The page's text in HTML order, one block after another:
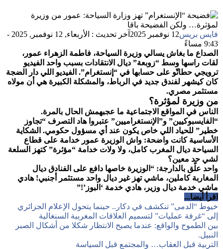
فايس بريس12 نوفمبر 2025
آخر تحديث : الأربعاء, 12 نوفمبر, 2025 -
9:43 مساءً
الصداع ما بغاش يسالي وزيرة السياحة، فاطمة الزهراء عمور،
لقات راسها وسط “زوبعة” ديال الانتقادات بسبب واحد الفيديو
ترويجي حطاتّو على حسابها في “إنستغرام”. الفيديو اللي دار الضجة
كان كيشهر لفندق جديد في الرباط، والمشكلة الكبيرة هي أن مولاه
مستثمر مصري.
من وزيرة لمؤثرة؟
​الناس في المواقع الاجتماعية ما عجبهمش الحال بالمرة.
“الفايسبوكيين” و”الإنستغراميين” عتبروا هاد التصرف “تجاوز
خطير” للحياد اللي خاص يكون عند أي مسؤول حكومي. الشكاية
الأساسية كانت واضحة: واش الوزيرة عمور خدامة على قطاع
السياحة ديال المغرب كامل، ولا ولات خدامة “مؤثرة” كتهز السلعة
لشي حد معين؟
​واحد علّق بالدارجة: “الوزيرة خاصها دافع على الفنادق ديال
المغاربة كاملين، ماشي تهز غير ديال واحد مستثمر أجنبي! هادي
ماشي خدمة ديال وزير، هادي خدمة ‘البوز’!”
اقرأ أيضا...
خيوط “الدمى” تنكشف في دكار.. حينما يتحول الإعلام الجزائري
إلى “غرفة عمليات” لتسميم العلاقات المغربية السنغالية
بين الطموح والواقع: عندما يصبح الانتظار شكلا من أشكال الصبر
النبيل.
التربية قبل العقاب… والمجتمع قبل السياسة